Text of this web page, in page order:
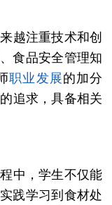
越注重技术和创
食品安全管理知
职业发展的加分
的追求，具备相关
中，学生不仅能
践学习到食材处